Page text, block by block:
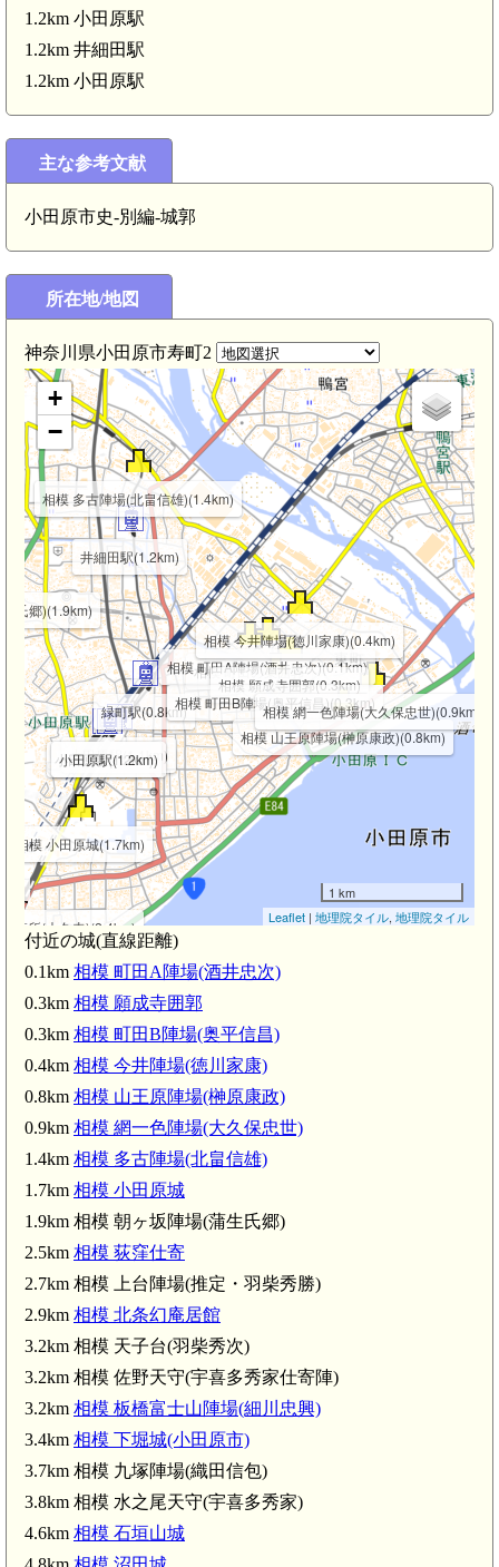
1.2km 小田原駅
1.2km 井細田駅
1.2km 小田原駅
主な参考文献
小田原市史-別編-城郭
所在地/地図
神奈川県小田原市寿町2
緑町駅(0.8km)
小田原駅(1.1km)
小田原駅(1.2km)
井細田駅(1.2km)
小田原駅(1.2km)
墓所(大久寺)(2.4km)
相模 町田の某囲郭
相模 町田A陣場(酒井忠次)(0.1km)
相模 願成寺囲郭(0.3km)
相模 町田B陣場(奥平信昌)(0.3km)
相模 今井陣場(徳川家康)(0.4km)
相模 山王原陣場(榊原康政)(0.8km)
相模 網一色陣場(大久保忠世)(0.9km)
相模 多古陣場(北畠信雄)(1.4km)
相模 小田原城(1.7km)
氏郷)(1.9km)
+
−
1 km
Leaflet | 地理院タイル, 地理院タイル
付近の城(直線距離)
0.1km 相模 町田A陣場(酒井忠次)
0.3km 相模 願成寺囲郭
0.3km 相模 町田B陣場(奥平信昌)
0.4km 相模 今井陣場(徳川家康)
0.8km 相模 山王原陣場(榊原康政)
0.9km 相模 網一色陣場(大久保忠世)
1.4km 相模 多古陣場(北畠信雄)
1.7km 相模 小田原城
1.9km 相模 朝ヶ坂陣場(蒲生氏郷)
2.5km 相模 荻窪仕寄
2.7km 相模 上台陣場(推定・羽柴秀勝)
2.9km 相模 北条幻庵居館
3.2km 相模 天子台(羽柴秀次)
3.2km 相模 佐野天守(宇喜多秀家仕寄陣)
3.2km 相模 板橋富士山陣場(細川忠興)
3.4km 相模 下堀城(小田原市)
3.7km 相模 九塚陣場(織田信包)
3.8km 相模 水之尾天守(宇喜多秀家)
4.6km 相模 石垣山城